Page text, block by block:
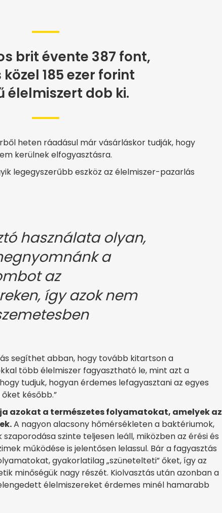
brit évente 387 font,
185 ezer forint
élelmiszert dob ki.
heten ráadásul már vásárláskor tudják, hogy
kerülnek elfogyasztásra.
legegyszerűbb eszköz az élelmiszer-pazarlás
használata olyan,
a
az
így azok nem
segíthet abban, hogy tovább kitartson a
több élelmiszer fagyasztható le, mint azt a
tudjuk, hogyan érdemes lefagyasztani az egyes
később.”
azokat a természetes folyamatokat, amelyek az
A nagyon alacsony hőmérsékleten a baktériumok,
szinte teljesen leáll, miközben az érési és
működése is jelentősen lelassul. Bár a fagyasztás
gyakorlatilag „szünetelteti” őket, így az
minőségük nagy részét. Kiolvasztás után azonban a
élelmiszereket érdemes minél hamarabb